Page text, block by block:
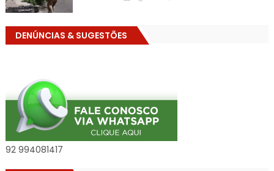
DENÚNCIAS & SUGESTÕES
92 994081417